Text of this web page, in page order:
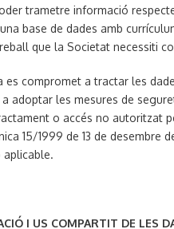
trametre informació
base de dades amb
que la Societat necessiti
es compromet a tractar les
adoptar les mesures de
o accés no autoritzat
15/1999 de 13 de desembre
I US COMPARTIT DE LES